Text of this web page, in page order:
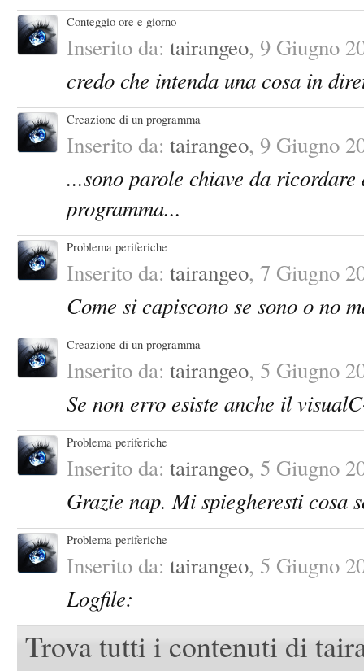
Conteggio ore e giorno
Inserito da: tairangeo, 9 Giugno
credo che intenda una cosa in
Creazione di un programma
Inserito da: tairangeo, 9 Giugno
...sono parole chiave da
programma...
Problema periferiche
Inserito da: tairangeo, 7 Giugno
Come si capiscono se sono o no
Creazione di un programma
Inserito da: tairangeo, 5 Giugno
Se non erro esiste anche il
Problema periferiche
Inserito da: tairangeo, 5 Giugno
Grazie nap. Mi spiegheresti cosa
Problema periferiche
Inserito da: tairangeo, 5 Giugno
Logfile:
Trova tutti i contenuti di